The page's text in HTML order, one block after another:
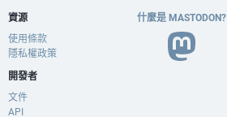
資源
使用條款
隱私權政策
開發者
文件
API
什麼是 MASTODON?